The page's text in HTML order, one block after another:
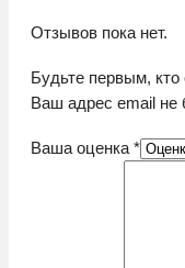
Отзывов пока нет.
Будьте первым,
Ваш адрес email не
Ваша оценка*